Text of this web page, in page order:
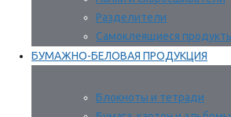
Разделители
Самоклеящиеся
БУМАЖНО-БЕЛОВАЯ ПРОДУКЦИЯ
Блокноты и тетради